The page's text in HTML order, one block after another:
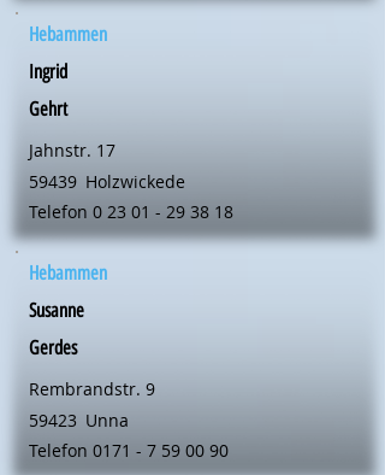
Hebammen
Ingrid
Gehrt
Jahnstr. 17
59439 Holzwickede
Telefon 0 23 01 - 29 38 18
Hebammen
Susanne
Gerdes
Rembrandstr. 9
59423 Unna
Telefon 0171 - 7 59 00 90